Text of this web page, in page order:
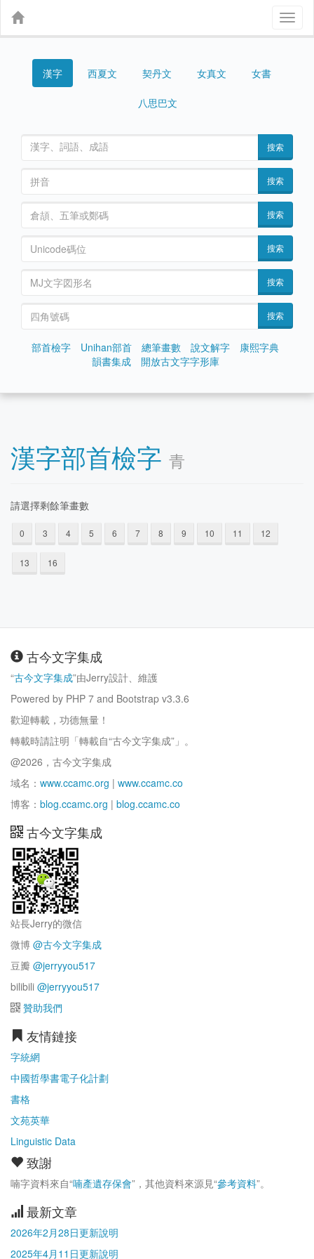
漢字 西夏文 契丹文 女真文 女書
八思巴文
搜索
搜索
搜索
搜索
搜索
搜索
部首檢字 Unihan部首 總筆畫數 說文解字
康熙字典
韻書集成
開放古文字字形庫
漢字部首檢字 青
請選擇剩餘筆畫數
0 3 4 5 6 7 8 9 10 11 12
13 16
古今文字集成
“古今文字集成”由Jerry設計、維護
Powered by PHP 7 and Bootstrap v3.3.6
歡迎轉載，功德無量！
轉載時請註明「轉載自“古今文字集成”」。
@2026，古今文字集成
域名： www.ccamc.org | www.ccamc.co
博客： blog.ccamc.org | blog.ccamc.co
古今文字集成
站長Jerry的微信
微博 @古今文字集成
豆瓣 @jerryyou517
bilibili @jerryyou517
贊助我們
友情鏈接
字統網
中國哲學書電子化計劃
書格
文苑英華
Linguistic Data
致謝
喃字資料來自“喃產遺存保會”，其他資料來源見“參考資料”。
最新文章
2026年2月28日更新說明
2025年4月11日更新說明